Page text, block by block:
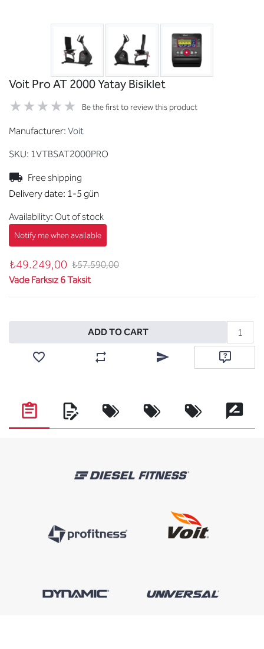
Voit Pro AT 2000 Yatay Bisiklet
Be the first to review this product
Manufacturer: Voit
SKU: 1VTBSAT2000PRO
Free shipping
Delivery date: 1-5 gün
Availability: Out of stock
₺49.249,00 ₺57.590,00
Vade Farksız 6 Taksit
ADD TO CART
Add to wishlist Add to compare listEmail a friend Ask